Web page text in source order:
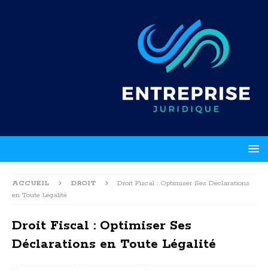
ACCUEIL DROIT
Droit Fiscal : Optimiser Ses Déclarations
en Toute Légalité
Droit Fiscal : Optimiser Ses
Déclarations en Toute Légalité